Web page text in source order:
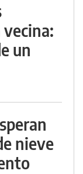
vecina:
un
nieve